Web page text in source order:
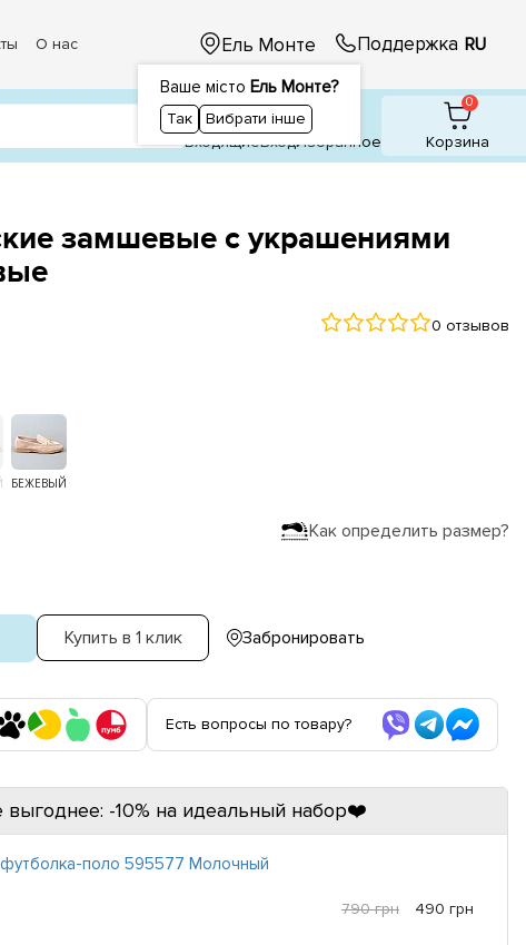
О нас Ель Монте
Ваше місто Ель Монте?
Так Вибрати інше
Поддержка RU
1
ВходящиеВходИзбранное
0
Корзина
замшевые с украшениями
0 отзывов
БЕЖЕВЫЙ
Как определить размер?
Купить в 1 клик Забронировать
Есть вопросы по товару?
выгоднее: -10% на идеальный набор❤️
поло 595577 Молочный
790 грн 490 грн